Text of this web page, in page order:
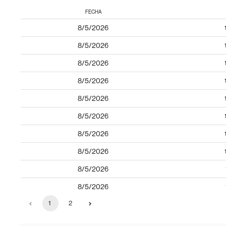
FECHA
8/5/2026
8/5/2026
8/5/2026
8/5/2026
8/5/2026
8/5/2026
8/5/2026
8/5/2026
8/5/2026
8/5/2026
1 2